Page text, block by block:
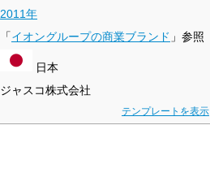
2011年
「イオングループの商業ブランド 」参照
日本
ジャスコ株式会社
テンプレートを表示